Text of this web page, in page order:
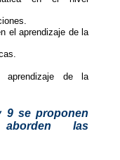
el aprendizaje de la
de la
9 se proponen
aborden las